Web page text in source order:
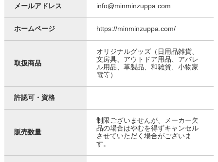
メールアドレス info@minminzuppa.com
ホームページ https://minminzuppa.com/
取扱商品
オリジナルグッズ（日用品雑貨、
文房具、アウトドア用品、アパレ
ル用品、革製品、和雑貨、小物家
電等）
許認可・資格
販売数量
制限ございませんが、メーカー欠
品の場合はやむを得ずキャンセル
させていただく場合がございま
す。